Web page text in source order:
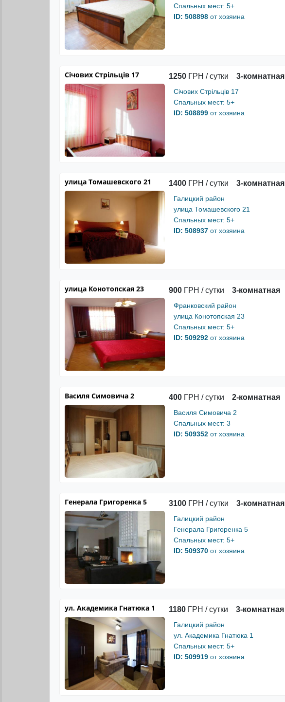
Спальных мест: 5+
ID: 508898 от хозяина
Січових Стрільців 17 1250 ГРН / сутки 3-комнатная
Січових Стрільців 17
Спальных мест: 5+
ID: 508899 от хозяина
улица Томашевского 21 1400 ГРН / сутки 3-комнатная
Галицкий район
улица Томашевского 21
Спальных мест: 5+
ID: 508937 от хозяина
улица Конотопская 23 900 ГРН / сутки 3-комнатная
Франковский район
улица Конотопская 23
Спальных мест: 5+
ID: 509292 от хозяина
Василя Симовича 2 400 ГРН / сутки 2-комнатная
Василя Симовича 2
Спальных мест: 3
ID: 509352 от хозяина
Генерала Григоренка 5 3100 ГРН / сутки 3-комнатная
Галицкий район
Генерала Григоренка 5
Спальных мест: 5+
ID: 509370 от хозяина
ул. Академика Гнатюка 1 1180 ГРН / сутки 3-комнатная
Галицкий район
ул. Академика Гнатюка 1
Спальных мест: 5+
ID: 509919 от хозяина